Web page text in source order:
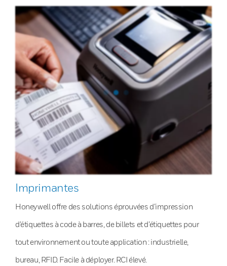
Imprimantes
Honeywell offre des solutions éprouvées d’impression
d’étiquettes à code à barres, de billets et d’étiquettes pour
tout environnement ou toute application : industrielle,
bureau, RFID. Facile à déployer. RCI élevé.